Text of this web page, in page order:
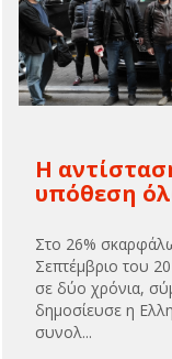
Η
υπόθεση
Στο 26%
Σεπτέμβριο του
σε δύο χρόνια,
δημοσίευσε η
συνολ...